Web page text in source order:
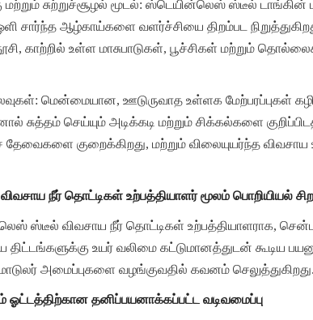
மற்றும் சுற்றுச்சூழல் மூடல்: ஸ்டெயின்லெஸ் ஸ்டீல் டாங்கின்
சார்ந்த ஆழ்காய்களை வளர்ச்சியை திறம்பட
காற்றில் உள்ள மாசுபாடுகள், பூச்சிகள் மற்றும்
மென்மையான, ஊடுருவாத உள்ளக மேற்பரப்புகள்
சுத்தம் செய்யும் அடிக்கடி மற்றும் சிக்கல்களை
தேவைகளை குறைக்கிறது, மற்றும் விலையுயர்ந்த
நீர் தொட்டிகள் உற்பத்தியாளர் மூலம் பொறியியல்
ஸ்டீல் விவசாய நீர் தொட்டிகள் உற்பத்தியாளராக,
உயர் வலிமை கட்டுமானத்துடன் கூடிய
அமைப்புகளை வழங்குவதில் கவனம் செலுத்துகிறது.
ஓட்டத்திற்கான தனிப்பயனாக்கப்பட்ட வடிவமைப்பு